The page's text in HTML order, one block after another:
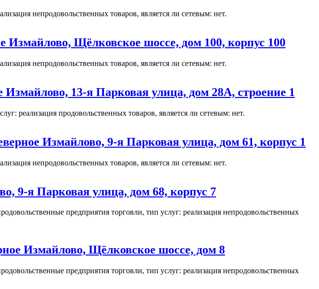
непродовольственных товаров, является ли сетевым: нет.
Щёлковское шоссе, дом 100, корпус 100
непродовольственных товаров, является ли сетевым: нет.
13-я Парковая улица, дом 28А, строение 1
реализация продовольственных товаров, является ли сетевым: нет.
Измайлово, 9-я Парковая улица, дом 61, корпус 1
непродовольственных товаров, является ли сетевым: нет.
9-я Парковая улица, дом 68, корпус 7
предприятия торговли, тип услуг: реализация непродовольственных
Измайлово, Щёлковское шоссе, дом 8
предприятия торговли, тип услуг: реализация непродовольственных